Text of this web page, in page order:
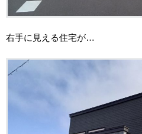
右手に見える住宅が…